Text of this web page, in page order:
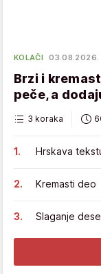
KOLAČI 03.08.2026.
Brzi i
peče, a
3 koraka
Hrskava
Kremasti deo
Slaganje